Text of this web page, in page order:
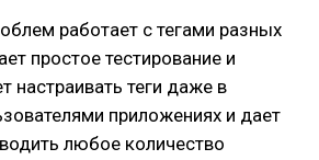
работает с тегами разных
простое тестирование и
настраивать теги даже в
приложениях и дает
любое количество